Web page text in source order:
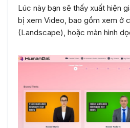
Lúc này bạn sẽ thấy xuất hiện
bị xem Video, bao gồm xem ở
(Landscape), hoặc màn hình